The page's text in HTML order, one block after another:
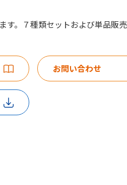
す。７種類セットおよび単品販
お問い合わせ